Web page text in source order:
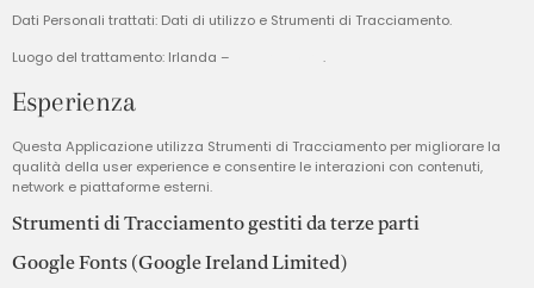
Dati Personali trattati: Dati di utilizzo e Strumenti di Tracciamento.
Luogo del trattamento: Irlanda –
.
Esperienza
Questa Applicazione utilizza Strumenti di Tracciamento per migliorare la
qualità della user experience e consentire le interazioni con contenuti,
network e piattaforme esterni.
Strumenti di Tracciamento gestiti da terze parti
Google Fonts (Google Ireland Limited)